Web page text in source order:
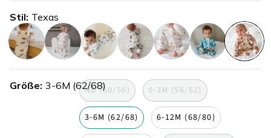
Stil Texas
texas
Größe 3-6M (62/68)NB (50/56) 0-3M (56/62)
3-6M (62/68) 6-12M (68/80)